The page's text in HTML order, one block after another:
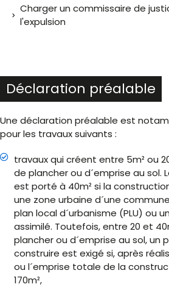
Charger un commissaire de
l'expulsion
Déclaration préalable
Une déclaration préalable est
pour les travaux suivants :
travaux qui créent entre 5m² ou
de plancher ou d´emprise au sol.
est porté à 40m² si la
une zone urbaine d´une
plan local d´urbanisme (PLU) ou
assimilé. Toutefois, entre 20 et
plancher ou d´emprise au sol, un
construire est exigé si, après
ou l´emprise totale de la
170m²,